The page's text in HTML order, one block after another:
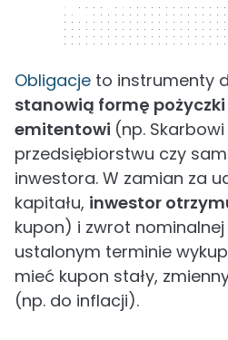
320 x 50
Obligacje to instrumenty
stanowią formę
emitentowi (np.
przedsiębiorstwu czy
inwestora. W zamian za
kapitału, inwestor
kupon) i zwrot
ustalonym terminie
mieć kupon stały,
(np. do inflacji).